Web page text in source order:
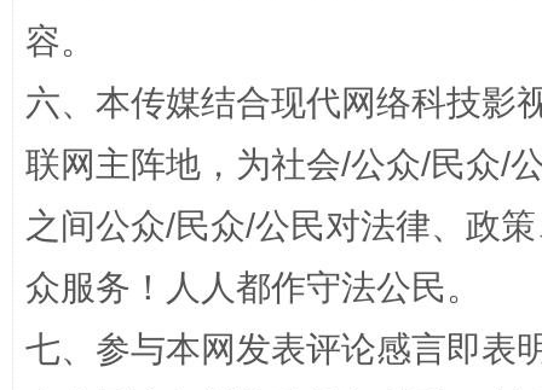
容。
六、本传媒结合现代网络科技影
联网主阵地，为社会/公众/民众/
之间公众/民众/公民对法律、政
众服务！人人都作守法公民。
七、参与本网发表评论感言即表